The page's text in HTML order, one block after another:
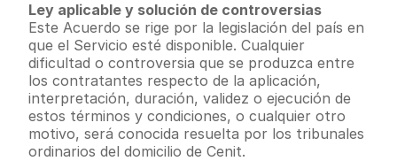
Ley aplicable y solución de controversias
Este Acuerdo se rige por la legislación del país en
que el Servicio esté disponible. Cualquier
dificultad o controversia que se produzca entre
los contratantes respecto de la aplicación,
interpretación, duración, validez o ejecución de
estos términos y condiciones, o cualquier otro
motivo, será conocida resuelta por los tribunales
ordinarios del domicilio de Cenit.